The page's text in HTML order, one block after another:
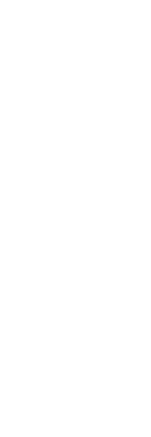
Cada vez hay
bien las
Málaga es un
sitios quiera venir
creciendo nuestra
Es muy
vivir. Eso va
acordes al
Las
plantean en
Tenemos que
A día de hoy
independientes,